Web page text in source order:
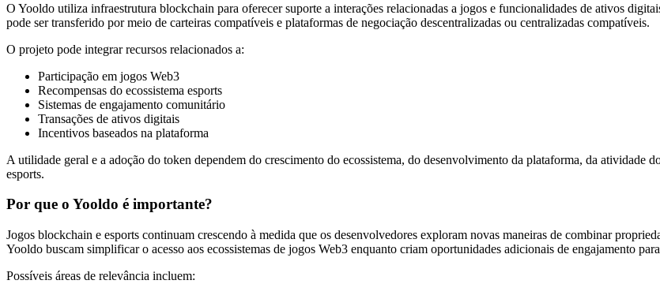
Torne-se um Trader de Cópias
Desfrute da partilha de lucros e comissões de copy trading
O Yooldo utiliza infraestrutura blockchain para oferecer suporte a interações relacionadas a jogos e funcionalidades de ativos
pode ser transferido por meio de carteiras compatíveis e plataformas de negociação descentralizadas ou centralizadas compatíveis.
O projeto pode integrar recursos relacionados a:
Participação em jogos Web3
Recompensas do ecossistema esports
Sistemas de engajamento comunitário
Transações de ativos digitais
Incentivos baseados na plataforma
A utilidade geral e a adoção do token dependem do crescimento do ecossistema, do desenvolvimento da plataforma, da atividade
esports.
Por que o Yooldo é importante?
Jogos blockchain e esports continuam crescendo à medida que os desenvolvedores exploram novas maneiras de combinar
Yooldo buscam simplificar o acesso aos ecossistemas de jogos Web3 enquanto criam oportunidades adicionais de engajamento
Possíveis áreas de relevância incluem: